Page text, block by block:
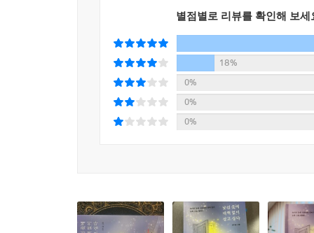
없이 오는 거구나. 이 답 하나 얻으러 내가 먼 길
사하라사막에서 뉴욕까지 이토록 헤맬 만하다.
―〈내 마음의 빈 곳〉 중에서
다짐해 낸다.
별점별로 리뷰를 확인해 보세
18%
0%
0%
0%